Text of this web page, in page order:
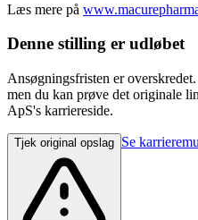
Læs mere på
Denne stilling er udløbet
Ansøgningsfristen er
men du kan prøve det originale
ApS's karriereside.
Tjek original opslag Se